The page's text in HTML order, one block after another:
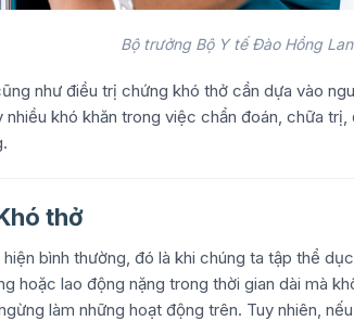
Bộ trưởng Bộ Y tế Đào Hồng
như điều trị chứng khó thở cần dựa vào
nhiều khó khăn trong việc chẩn đoán, chữa
thở
bình thường, đó là khi chúng ta tập thể
hoặc lao động nặng trong thời gian dài mà
làm những hoạt động trên. Tuy nhiên,